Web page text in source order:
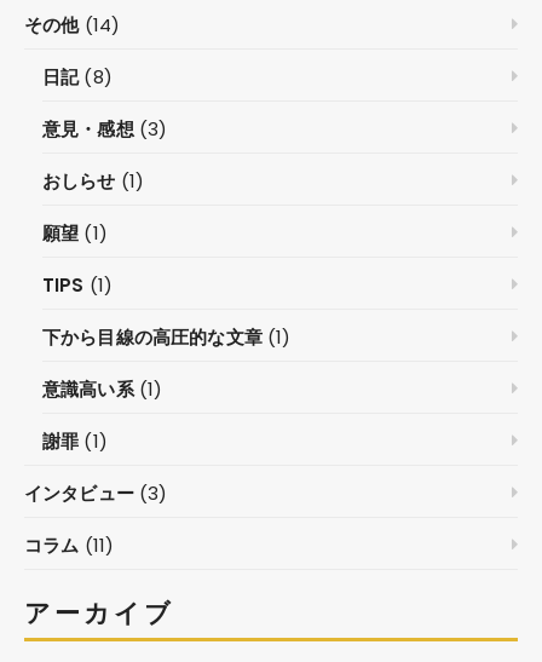
その他(14)
日記(8)
意見・感想(3)
おしらせ (1)
願望 (1)
TIPS (1)
下から目線の高圧的な文章(1)
意識高い系(1)
謝罪 (1)
インタビュー(3)
コラム (11)
アーカイブ